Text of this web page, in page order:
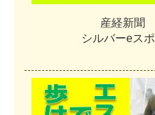
産経新聞
シルバーeスポ